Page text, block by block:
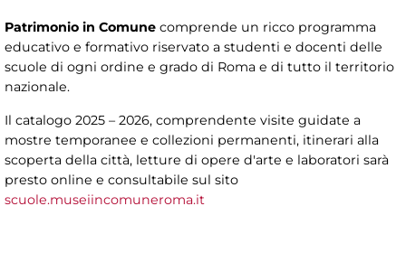
Patrimonio in Comune comprende un ricco programma
educativo e formativo riservato a studenti e docenti delle
scuole di ogni ordine e grado di Roma e di tutto il territorio
nazionale.
Il catalogo 2025 – 2026, comprendente visite guidate a
mostre temporanee e collezioni permanenti, itinerari alla
scoperta della città, letture di opere d'arte e laboratori sarà
presto online e consultabile sul sito
scuole.museiincomuneroma.it